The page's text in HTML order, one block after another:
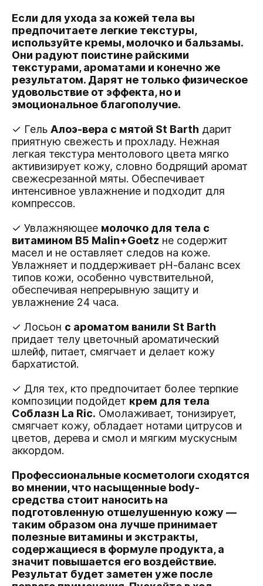
Если для ухода за кожей тела вы
предпочитаете легкие текстуры,
используйте кремы, молочко и бальзамы.
Они радуют поистине райскими
текстурами, ароматами и конечно же
результатом. Дарят не только физическое
удовольствие от эффекта, но и
эмоциональное благополучие.
✓ Гель Алоэ-вера с мятой St Barth дарит
приятную свежесть и прохладу. Нежная
легкая текстура ментолового цвета мягко
активизирует кожу, словно бодрящий аромат
свежесрезанной мяты. Обеспечивает
интенсивное увлажнение и подходит для
компрессов.
✓ Увлажняющее молочко для тела с
витамином В5 Malin+Goetz не содержит
масел и не оставляет следов на коже.
Увлажняет и поддерживает рН-баланс всех
типов кожи, особенно чувствительной,
обеспечивая непрерывную защиту и
увлажнение 24 часа.
✓ Лосьон с ароматом ванили St Barth
придает телу цветочный ароматический
шлейф, питает, смягчает и делает кожу
бархатистой.
✓ Для тех, кто предпочитает более терпкие
композиции подойдет крем для тела
Соблазн La Ric. Омолаживает, тонизирует,
смягчает кожу, обладает нотами цитрусов и
цветов, дерева и смол и мягким мускусным
аккордом.
Профессиональные косметологи сходятся
во мнении, что насыщенные body-
средства стоит наносить на
подготовленную отшелушенную кожу —
таким образом она лучше принимает
полезные витамины и экстракты,
содержащиеся в формуле продукта, а
значит повышается его воздействие.
Результат будет заметен уже после